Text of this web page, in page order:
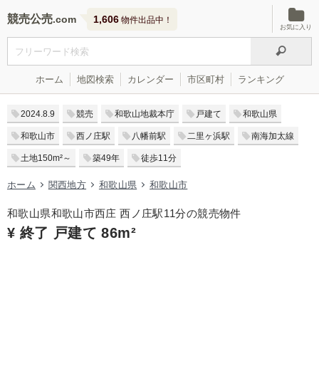
競売公売 1,606 物件出品中！
お気に入り
ホーム 地図検索 カレンダー 市区町村 ランキング
2024.8.9 競売 和歌山地裁本庁 戸建て 和歌山県
和歌山市 西ノ庄駅 八幡前駅 二里ヶ浜駅 南海加太線
土地150m²～ 築49年 徒歩11分
ホーム 関西地方 和歌山県 和歌山市
和歌山県和歌山市西庄 西ノ庄駅11分の競売物件
¥ 終了 戸建て 86m²